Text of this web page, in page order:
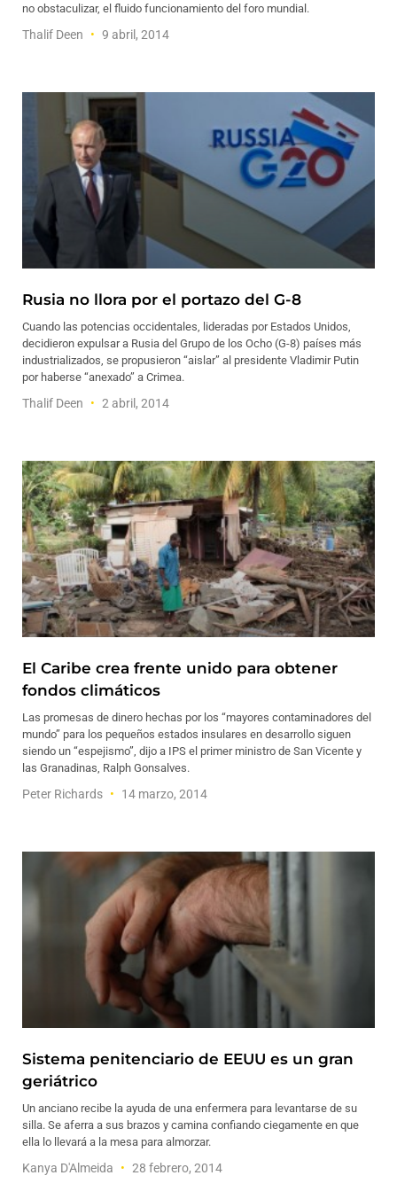
no obstaculizar, el fluido funcionamiento del foro mundial.
Thalif Deen 9 abril, 2014
Rusia no llora por el portazo del G-8
Cuando las potencias occidentales, lideradas por Estados Unidos,
decidieron expulsar a Rusia del Grupo de los Ocho (G-8) países más
industrializados, se propusieron “aislar” al presidente Vladimir Putin
por haberse “anexado” a Crimea.
Thalif Deen 2 abril, 2014
El Caribe crea frente unido para obtener
fondos climáticos
Las promesas de dinero hechas por los “mayores contaminadores del
mundo” para los pequeños estados insulares en desarrollo siguen
siendo un “espejismo”, dijo a IPS el primer ministro de San Vicente y
las Granadinas, Ralph Gonsalves.
Peter Richards 14 marzo, 2014
Sistema penitenciario de EEUU es un gran
geriátrico
Un anciano recibe la ayuda de una enfermera para levantarse de su
silla. Se aferra a sus brazos y camina confiando ciegamente en que
ella lo llevará a la mesa para almorzar.
Kanya D'Almeida 28 febrero, 2014